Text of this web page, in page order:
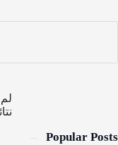
Popular Posts